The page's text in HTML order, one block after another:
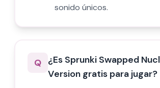
sonido únicos.
Q ¿Es Sprunki Swapped
Version gratis para jugar?